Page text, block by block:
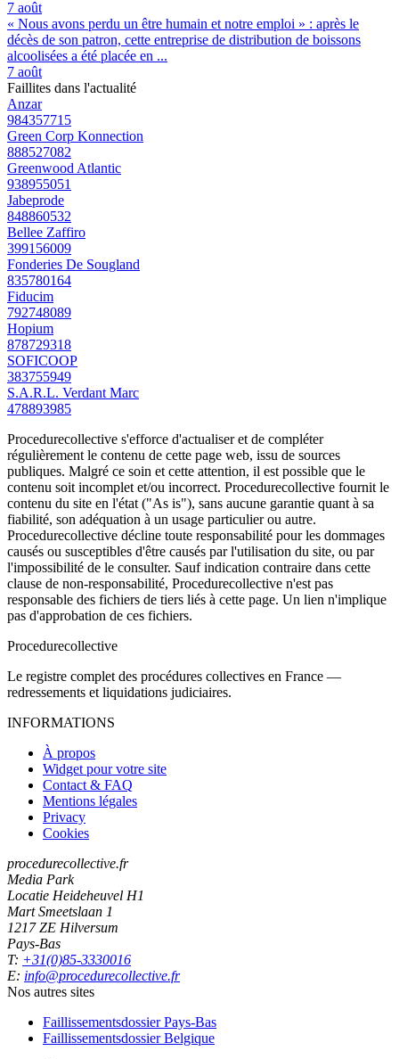
7 août
« Nous avons perdu un être humain et notre emploi » : après le
décès de son patron, cette entreprise de distribution de boissons
alcoolisées a été placée en ...
7 août
Faillites dans l'actualité
Anzar
984357715
Green Corp Konnection
888527082
Greenwood Atlantic
938955051
Jabeprode
848860532
Bellee Zaffiro
399156009
Fonderies De Sougland
835780164
Fiducim
792748089
Hopium
878729318
SOFICOOP
383755949
S.A.R.L. Verdant Marc
478893985
Procedurecollective s'efforce d'actualiser et de compléter
régulièrement le contenu de cette page web, issu de sources
publiques. Malgré ce soin et cette attention, il est possible que le
contenu soit incomplet et/ou incorrect. Procedurecollective fournit le
contenu du site en l'état ("As is"), sans aucune garantie quant à sa
fiabilité, son adéquation à un usage particulier ou autre.
Procedurecollective décline toute responsabilité pour les dommages
causés ou susceptibles d'être causés par l'utilisation du site, ou par
l'impossibilité de le consulter. Sauf indication contraire dans cette
clause de non-responsabilité, Procedurecollective n'est pas
responsable des fichiers de tiers liés à cette page. Un lien n'implique
pas d'approbation de ces fichiers.
Procedurecollective
Le registre complet des procédures collectives en France —
redressements et liquidations judiciaires.
INFORMATIONS
À propos
Widget pour votre site
Contact & FAQ
Mentions légales
Privacy
Cookies
procedurecollective.fr
Media Park
Locatie Heideheuvel H1
Mart Smeetslaan 1
1217 ZE Hilversum
Pays-Bas
T: +31(0)85-3330016
E: info@procedurecollective.fr
Nos autres sites
Faillissementsdossier Pays-Bas
Faillissementsdossier Belgique